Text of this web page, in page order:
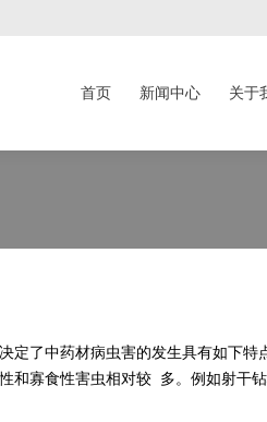
首页 新闻中心 关于
定了中药材病虫害的发生具有如下
寡食性害虫相对较 多。例如射干